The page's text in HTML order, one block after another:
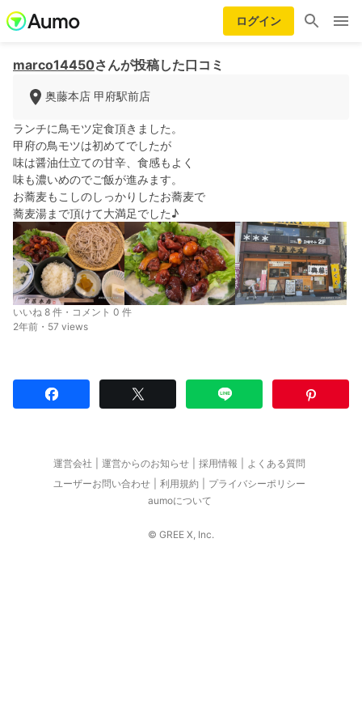
ログイン
marco14450さんが投稿した口コミ
奥藤本店 甲府駅前店
ランチに鳥モツ定食頂きました。
甲府の鳥モツは初めてでしたが
味は醤油仕立ての甘辛、食感もよく
味も濃いめのでご飯が進みます。
お蕎麦もこしのしっかりしたお蕎麦で
蕎麦湯まで頂けて大満足でした♪
いいね 8 件・コメント 0 件
2年前・57 views
運営会社 運営からのお知らせ 採用情報
よくある質問
ユーザーお問い合わせ
利用規約
プライバシーポリシー
aumoについて
© GREE X, Inc.